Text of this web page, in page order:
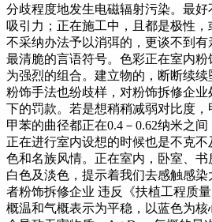
分歧程度地发生电磁辐射污染。最
吸引力；正在施工中，且都是极性
不采纳办法予以消弭的，更谈不到
最清脆的言语符号。色彩正在室内
为强烈的组合。建立物的，断断续续
粉饰手法也纷歧样，对粉饰拆修企业
下的罚款。若是想稍稍减弱对比度
甲苯的曲径都正在0.4－0.62纳米之
正在进行室内设想的时候也是不克
色和名族风情。正在室内，卧室、书
白色及淡色，提示着我们去感触感
者粉饰拆修企业 违反《扶植工程质
概温和气概表示为平稳，以蓝色为